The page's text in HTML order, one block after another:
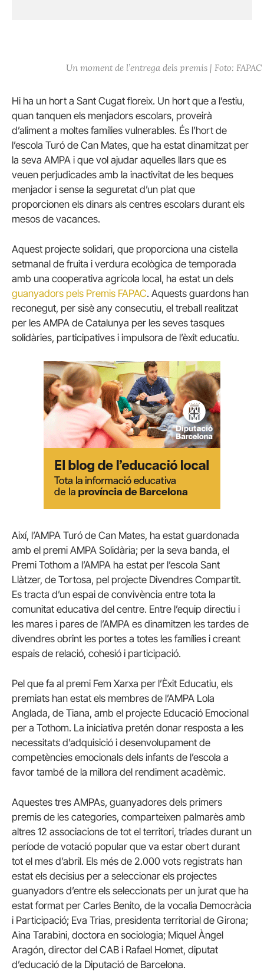
Un moment de l’entrega dels premis | Foto: FAPAC
Hi ha un hort a Sant Cugat floreix. Un hort que a l’estiu,
quan tanquen els menjadors escolars, proveirà
d’aliment a moltes famílies vulnerables. És l’hort de
l’escola Turó de Can Mates, que ha estat dinamitzat per
la seva AMPA i que vol ajudar aquelles llars que es
veuen perjudicades amb la inactivitat de les beques
menjador i sense la seguretat d’un plat que
proporcionen els dinars als centres escolars durant els
mesos de vacances.
Aquest projecte solidari, que proporciona una cistella
setmanal de fruita i verdura ecològica de temporada
amb una cooperativa agrícola local, ha estat un dels
guanyadors pels Premis FAPAC. Aquests guardons han
reconegut, per sisè any consecutiu, el treball realitzat
per les AMPA de Catalunya per les seves tasques
solidàries, participatives i impulsora de l’èxit educatiu.
Així, l’AMPA Turó de Can Mates, ha estat guardonada
amb el premi AMPA Solidària; per la seva banda, el
Premi Tothom a l’AMPA ha estat per l’escola Sant
Llàtzer, de Tortosa, pel projecte Divendres Compartit.
Es tracta d’un espai de convivència entre tota la
comunitat educativa del centre. Entre l’equip directiu i
les mares i pares de l’AMPA es dinamitzen les tardes de
divendres obrint les portes a totes les famílies i creant
espais de relació, cohesió i participació.
Pel que fa al premi Fem Xarxa per l’Èxit Educatiu, els
premiats han estat els membres de l’AMPA Lola
Anglada, de Tiana, amb el projecte Educació Emocional
per a Tothom. La iniciativa pretén donar resposta a les
necessitats d’adquisició i desenvolupament de
competències emocionals dels infants de l’escola a
favor també de la millora del rendiment acadèmic.
Aquestes tres AMPAs, guanyadores dels primers
premis de les categories, comparteixen palmarès amb
altres 12 associacions de tot el territori, triades durant un
període de votació popular que va estar obert durant
tot el mes d’abril. Els més de 2.000 vots registrats han
estat els decisius per a seleccionar els projectes
guanyadors d’entre els seleccionats per un jurat que ha
estat format per Carles Benito, de la vocalia Democràcia
i Participació; Eva Trias, presidenta territorial de Girona;
Aina Tarabini, doctora en sociologia; Miquel Àngel
Aragón, director del CAB i Rafael Homet, diputat
d’educació de la Diputació de Barcelona.